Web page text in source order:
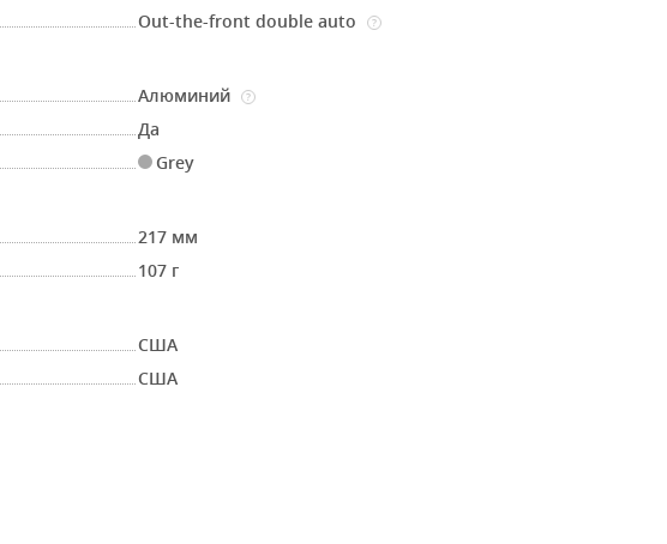
Out-the-front double auto ?
Алюминий ?
Да
Grey
217 мм
107 г
США
США